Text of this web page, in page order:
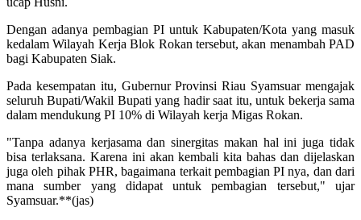
Dengan adanya pembagian PI untuk Kabupaten/Kota yang masuk
kedalam Wilayah Kerja Blok Rokan tersebut, akan menambah PAD
bagi Kabupaten Siak.
Pada kesempatan itu, Gubernur Provinsi Riau Syamsuar mengajak
seluruh Bupati/Wakil Bupati yang hadir saat itu, untuk bekerja sama
dalam mendukung PI 10% di Wilayah kerja Migas Rokan.
"Tanpa adanya kerjasama dan sinergitas makan hal ini juga tidak
bisa terlaksana. Karena ini akan kembali kita bahas dan dijelaskan
juga oleh pihak PHR, bagaimana terkait pembagian PI nya, dan dari
mana sumber yang didapat untuk pembagian tersebut," ujar
Syamsuar.**(jas)